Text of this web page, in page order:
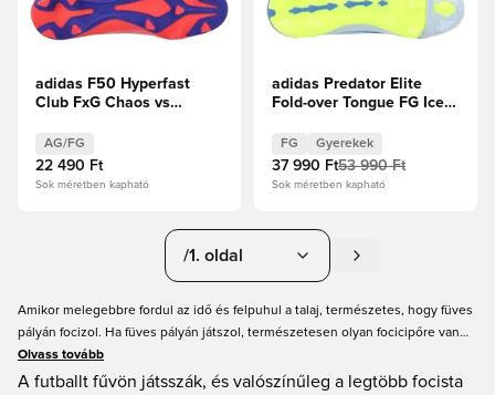
adidas F50 Hyperfast
Club FxG Chaos vs
AG/FG
22 490 Ft
Sok méretben kapható
adidas Predator Elite
Fold-over Tongue FG Ice
Sky/Ray Blue/Napsárga
Gyerek
FG Gyerekek
37 990 Ft53 990 Ft
Sok méretben kapható
/1. oldal
Amikor melegebbre fordul az idő és felpuhul a talaj, természetes, hogy füves
pályán focizol. Ha füves pályán játszol, természetesen olyan focicipőre van
szükséged, ami alkalmas füves talajra. Itt megtalálod az összes füves pályára
való focicipőnket; az úgynevezett FG-cipőket. Amikor nálunk, a Unisportnál
Olvass tovább
A futballt fűvön játsszák, és valószínűleg a legtöbb focista